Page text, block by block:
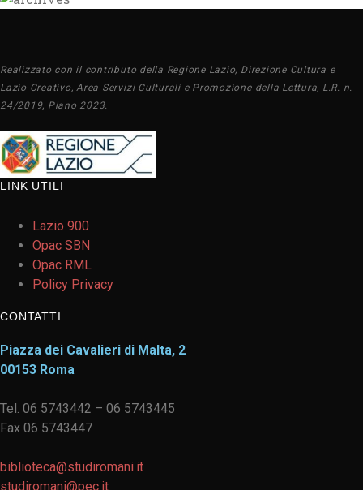
Realizzato con il contributo della Regione Lazio, Direzione Cultura e
Lazio Creativo, Area Servizi Culturali e Promozione della Lettura, L.R. n.
24/2019, Piano 2023.
LINK UTILI
Lazio 900
Opac SBN
Opac RML
Policy Privacy
CONTATTI
Piazza dei Cavalieri di Malta, 2
00153 Roma
Tel. 06 5743442 – 06 5743445
Fax 06 5743447
biblioteca@studiromani.it
studiromani@pec.it